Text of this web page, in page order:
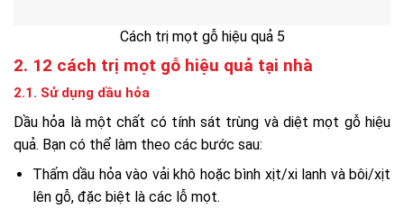
Cách trị mọt gỗ hiệu quả 5
2. 12 cách trị mọt gỗ hiệu quả tại nhà
2.1. Sử dụng dầu hỏa
Dầu hỏa là một chất có tính sát trùng và diệt mọt gỗ hiệu
quả. Bạn có thể làm theo các bước sau:
Thấm dầu hỏa vào vải khô hoặc bình xịt/xi lanh và bôi/xịt
lên gỗ, đặc biệt là các lỗ mọt.